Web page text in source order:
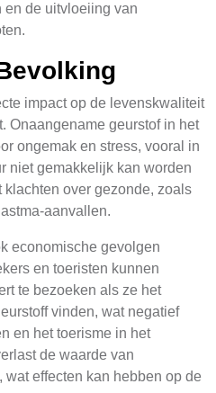
en de uitvloeiing van
impact op de levenskwaliteit
Onaangename geurstof in het
ongemak en stress, vooral in
niet gemakkelijk kan worden
over gezonde, zoals
aanvallen.
economische gevolgen
en toeristen kunnen
te bezoeken als ze het
vinden, wat negatief
en het toerisme in het
de waarde van
effecten kan hebben op de